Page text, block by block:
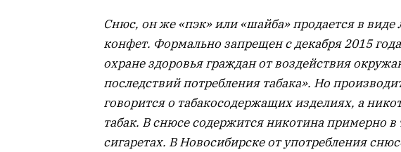
Cнюс, он же «пэк» или «шайба» продается в
конфет. Формально запрещен с декабря 2015
охране здоровья граждан от воздействия
последствий потребления табака». Но
говорится о табакосодержащих изделиях, а
табак. В снюсе содержится никотина примерно
сигаретах. В Новосибирске от употребления